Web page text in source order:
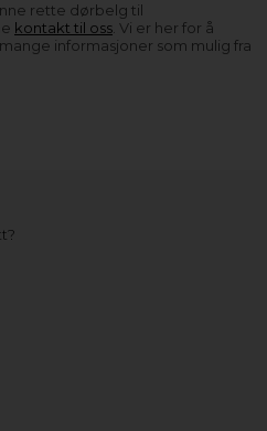
rette dørbelg til
kontakt til oss . Vi er her for å
informasjoner som mulig fra